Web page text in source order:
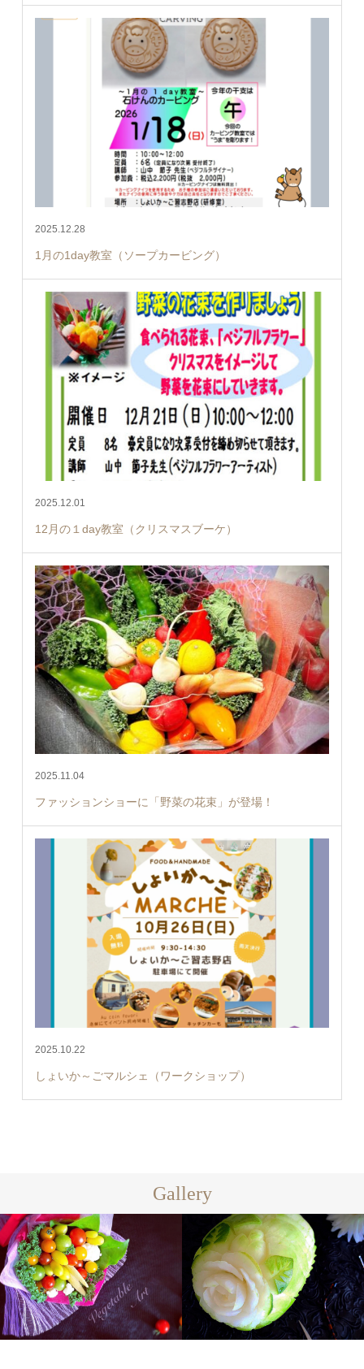
2025.12.28
1月の1day教室（ソープカービング）
2025.12.01
12月の１day教室（クリスマスブーケ）
2025.11.04
ファッションショーに「野菜の花束」が登場！
2025.10.22
しょいか～ごマルシェ（ワークショップ）
Gallery